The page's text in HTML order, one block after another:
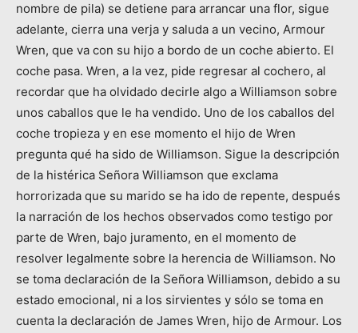
nombre de pila) se detiene para arrancar una flor, sigue
adelante, cierra una verja y saluda a un vecino, Armour
Wren, que va con su hijo a bordo de un coche abierto. El
coche pasa. Wren, a la vez, pide regresar al cochero, al
recordar que ha olvidado decirle algo a Williamson sobre
unos caballos que le ha vendido. Uno de los caballos del
coche tropieza y en ese momento el hijo de Wren
pregunta qué ha sido de Williamson. Sigue la descripción
de la histérica Señora Williamson que exclama
horrorizada que su marido se ha ido de repente, después
la narración de los hechos observados como testigo por
parte de Wren, bajo juramento, en el momento de
resolver legalmente sobre la herencia de Williamson. No
se toma declaración de la Señora Williamson, debido a su
estado emocional, ni a los sirvientes y sólo se toma en
cuenta la declaración de James Wren, hijo de Armour. Los